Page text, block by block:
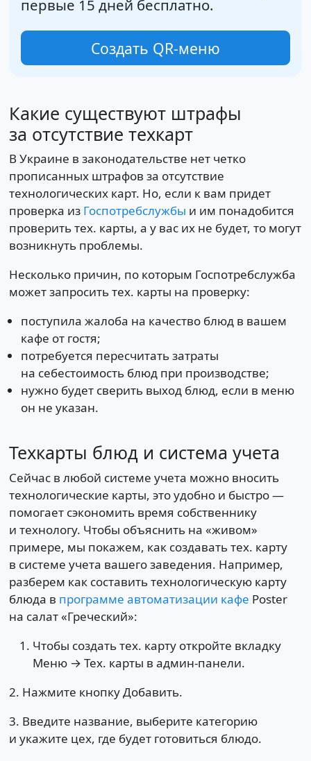
первые 15 дней бесплатно.
Cоздать QR-меню
Какие существуют штрафы
за отсутствие техкарт
В Украине в законодательстве нет четко
прописанных штрафов за отсутствие
технологических карт. Но, если к вам придет
проверка из Госпотребслужбы и им понадобится
проверить тех. карты, а у вас их не будет, то могут
возникнуть проблемы.
Несколько причин, по которым Госпотребслужба
может запросить тех. карты на проверку:
поступила жалоба на качество блюд в вашем
кафе от гостя;
потребуется пересчитать затраты
на себестоимость блюд при производстве;
нужно будет сверить выход блюд, если в меню
он не указан.
Техкарты блюд и система учета
Сейчас в любой системе учета можно вносить
технологические карты, это удобно и быстро —
помогает сэкономить время собственнику
и технологу. Чтобы объяснить на «живом»
примере, мы покажем, как создавать тех. карту
в системе учета вашего заведения. Например,
разберем как составить технологическую карту
блюда в программе автоматизации кафе Poster
на салат «Греческий»:
Чтобы создать тех. карту откройте вкладку
Меню → Тех. карты в админ-панели.
2. Нажмите кнопку Добавить.
3. Введите название, выберите категорию
и укажите цех, где будет готовиться блюдо.